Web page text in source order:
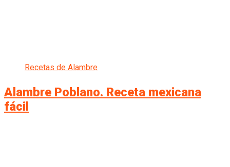
Recetas de Alambre
Alambre Poblano. Receta mexicana
fácil